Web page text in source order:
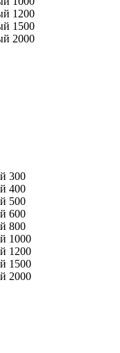
1200
1500
2000
300
400
500
600
800
1000
1200
1500
2000